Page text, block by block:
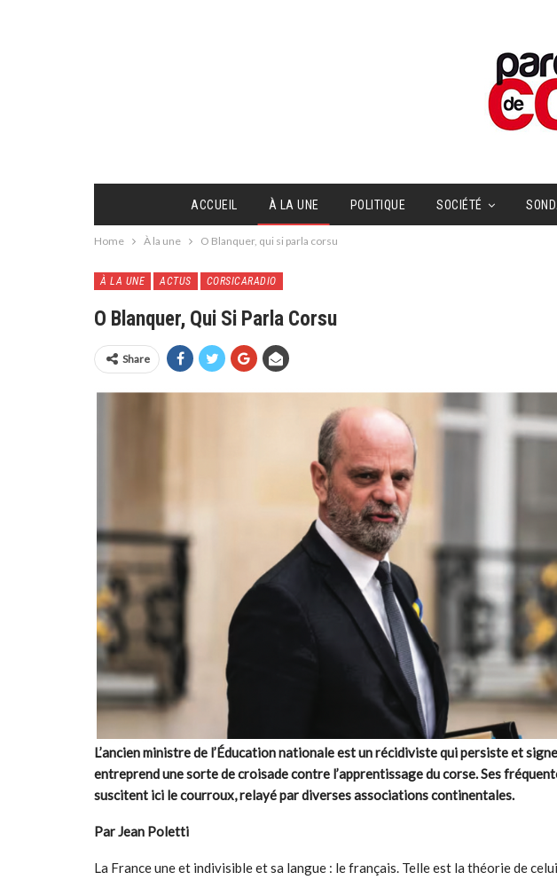
ACCUEIL À LA UNE POLITIQUE SOCIÉTÉ
Home À la une O Blanquer, qui si parla corsu
À LA UNE ACTUS CORSICARADIO
O Blanquer, Qui Si Parla Corsu
Share
L’ancien ministre de l’Éducation nationale est un récidiviste qui persiste et
entreprend une sorte de croisade contre l’apprentissage du corse. Ses
suscitent ici le courroux, relayé par diverses associations continentales.
Par Jean Poletti
La France une et indivisible et sa langue : le français. Telle est la théorie de